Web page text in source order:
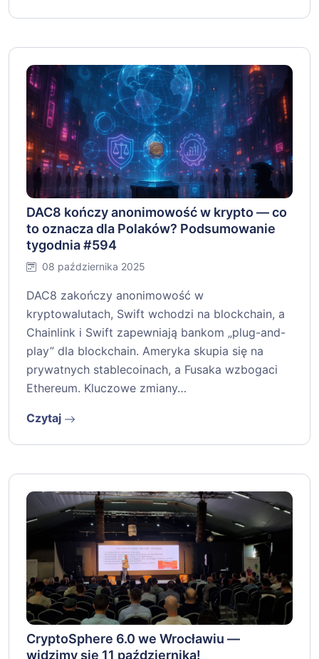
DAC8 kończy anonimowość w krypto — co
to oznacza dla Polaków? Podsumowanie
tygodnia #594
08 października 2025
DAC8 zakończy anonimowość w
kryptowalutach, Swift wchodzi na blockchain, a
Chainlink i Swift zapewniają bankom „plug-and-
play” dla blockchain. Ameryka skupia się na
prywatnych stablecoinach, a Fusaka wzbogaci
Ethereum. Kluczowe zmiany…
Czytaj
CryptoSphere 6.0 we Wrocławiu —
widzimy się 11 października!